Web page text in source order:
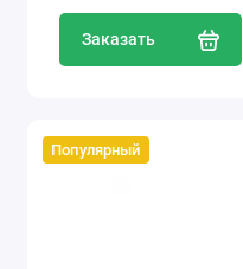
Заказать
Популярный